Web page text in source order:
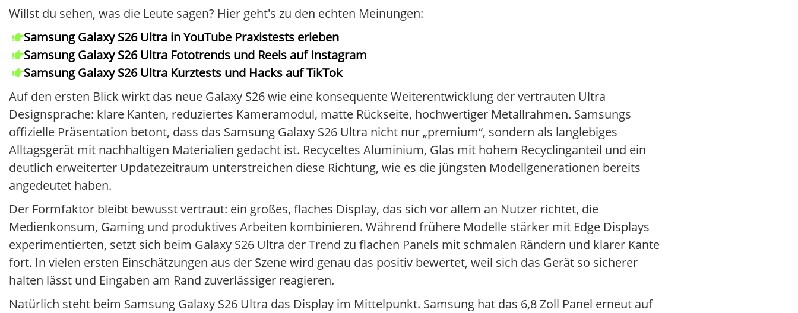
Willst du sehen, was die Leute sagen? Hier geht's zu den echten Meinungen:
Samsung Galaxy S26 Ultra in YouTube Praxistests erleben
Samsung Galaxy S26 Ultra Fototrends und Reels auf Instagram
Samsung Galaxy S26 Ultra Kurztests und Hacks auf TikTok
Auf den ersten Blick wirkt das neue Galaxy S26 wie eine konsequente Weiterentwicklung der vertrauten Ultra
Designsprache: klare Kanten, reduziertes Kameramodul, matte Rückseite, hochwertiger Metallrahmen. Samsungs
offizielle Präsentation betont, dass das Samsung Galaxy S26 Ultra nicht nur „premium“, sondern als langlebiges
Alltagsgerät mit nachhaltigen Materialien gedacht ist. Recyceltes Aluminium, Glas mit hohem Recyclinganteil und ein
deutlich erweiterter Updatezeitraum unterstreichen diese Richtung, wie es die jüngsten Modellgenerationen bereits
angedeutet haben.
Der Formfaktor bleibt bewusst vertraut: ein großes, flaches Display, das sich vor allem an Nutzer richtet, die
Medienkonsum, Gaming und produktives Arbeiten kombinieren. Während frühere Modelle stärker mit Edge Displays
experimentierten, setzt sich beim Galaxy S26 Ultra der Trend zu flachen Panels mit schmalen Rändern und klarer Kante
fort. In vielen ersten Einschätzungen aus der Szene wird genau das positiv bewertet, weil sich das Gerät so sicherer
halten lässt und Eingaben am Rand zuverlässiger reagieren.
Natürlich steht beim Samsung Galaxy S26 Ultra das Display im Mittelpunkt. Samsung hat das 6,8 Zoll Panel erneut auf